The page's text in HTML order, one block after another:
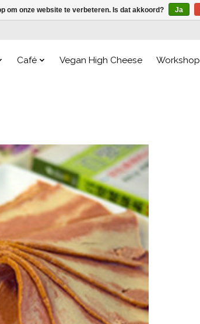
Café Vegan High Cheese Workshop
om onze website te verbeteren. Is dat akkoord? Ja